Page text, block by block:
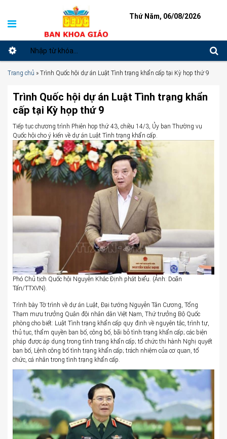
Thứ Năm, 06/08/2026
Trang chủ » Trình Quốc hội dự án Luật Tình trạng khẩn cấp tại Kỳ họp thứ 9
Trình Quốc hội dự án Luật Tình trạng khẩn
cấp tại Kỳ họp thứ 9
Tiếp tục chương trình Phiên họp thứ 43, chiều 14/3, Ủy ban Thường vụ
Quốc hội cho ý kiến về dự án Luật Tình trạng khẩn cấp.
Phó Chủ tịch Quốc hội Nguyễn Khắc Định phát biểu. (Ảnh: Doãn
Tấn/TTXVN).
Trình bày Tờ trình về dự án Luật, Đại tướng Nguyễn Tân Cương, Tổng
Tham mưu trưởng Quân đội nhân dân Việt Nam, Thứ trưởng Bộ Quốc
phòng cho biết: Luật Tình trạng khẩn cấp quy định về nguyên tắc, trình tự,
thủ tục, thẩm quyền ban bố, công bố, bãi bỏ tình trạng khẩn cấp; các biện
pháp được áp dụng trong tình trạng khẩn cấp; tổ chức thi hành Nghị quyết
ban bố, Lệnh công bố tình trạng khẩn cấp; trách nhiệm của cơ quan, tổ
chức, cá nhân trong tình trạng khẩn cấp.